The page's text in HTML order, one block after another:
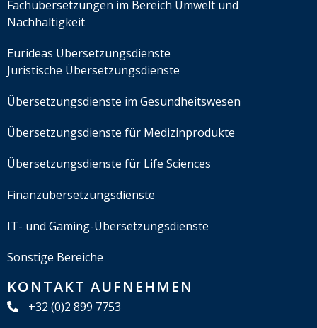
Fachübersetzungen im Bereich Umwelt und
Nachhaltigkeit
Eurideas Übersetzungsdienste
Juristische Übersetzungsdienste
Übersetzungsdienste im Gesundheitswesen
Übersetzungsdienste für Medizinprodukte
Übersetzungsdienste für Life Sciences
Finanzübersetzungsdienste
IT- und Gaming-Übersetzungsdienste
Sonstige Bereiche
KONTAKT AUFNEHMEN
+32 (0)2 899 7753